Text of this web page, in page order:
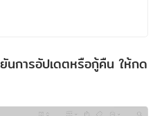
นการอัปเดตหรือกู้คืน ให้กด